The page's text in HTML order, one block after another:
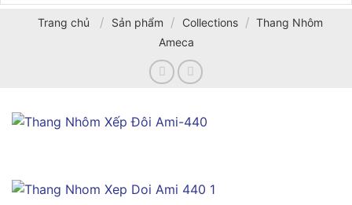
Trang chủ / Sản phẩm / Collections / Thang Nhôm
Ameca